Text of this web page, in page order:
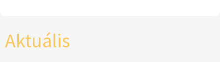
Aktuális